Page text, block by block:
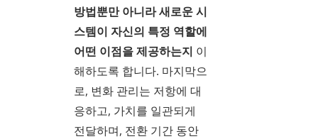
방법뿐만 아니라 새로운 시
스템이 자신의 특정 역할에
어떤 이점을 제공하는지 이
해하도록 합니다. 마지막으
로, 변화 관리는 저항에 대
응하고, 가치를 일관되게
전달하며, 전환 기간 동안